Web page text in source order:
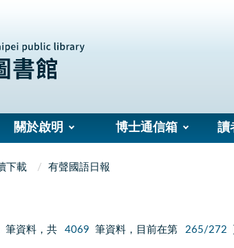
關於啟明 博士通信箱 讀
下載 有聲國語日報
筆資料，共 4069 筆資料，目前在第 265/272